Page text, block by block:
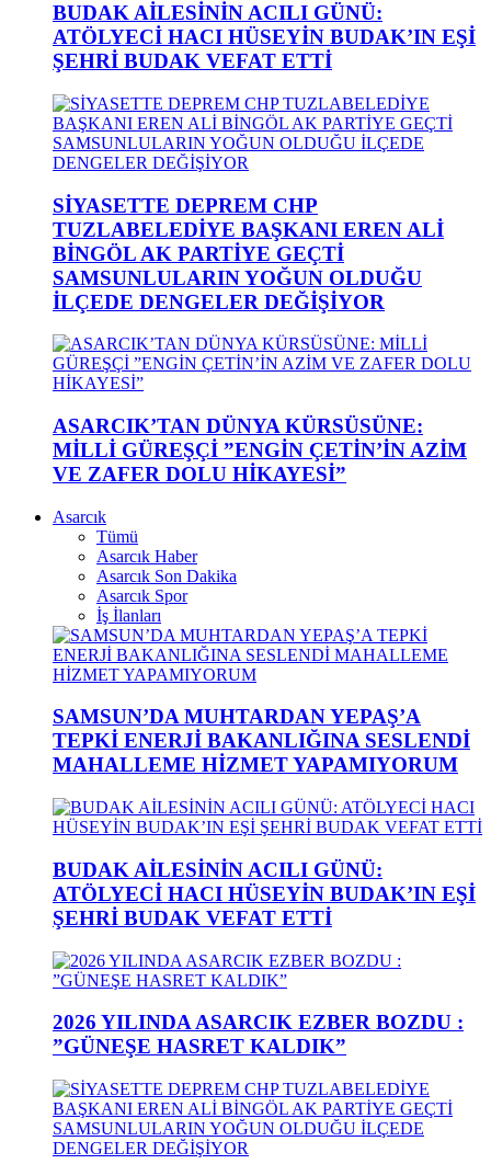
BUDAK AİLESİNİN ACILI GÜNÜ:
ATÖLYECİ HACI HÜSEYİN BUDAK’IN EŞİ
ŞEHRİ BUDAK VEFAT ETTİ
SİYASETTE DEPREM CHP
TUZLABELEDİYE BAŞKANI EREN ALİ
BİNGÖL AK PARTİYE GEÇTİ
SAMSUNLULARIN YOĞUN OLDUĞU
İLÇEDE DENGELER DEĞİŞİYOR
ASARCIK’TAN DÜNYA KÜRSÜSÜNE:
MİLLİ GÜREŞÇİ ”ENGİN ÇETİN’İN AZİM
VE ZAFER DOLU HİKAYESİ”
Asarcık
Tümü
Asarcık Haber
Asarcık Son Dakika
Asarcık Spor
İş İlanları
SAMSUN’DA MUHTARDAN YEPAŞ’A
TEPKİ ENERJİ BAKANLIĞINA SESLENDİ
MAHALLEME HİZMET YAPAMIYORUM
BUDAK AİLESİNİN ACILI GÜNÜ:
ATÖLYECİ HACI HÜSEYİN BUDAK’IN EŞİ
ŞEHRİ BUDAK VEFAT ETTİ
2026 YILINDA ASARCIK EZBER BOZDU :
”GÜNEŞE HASRET KALDIK”